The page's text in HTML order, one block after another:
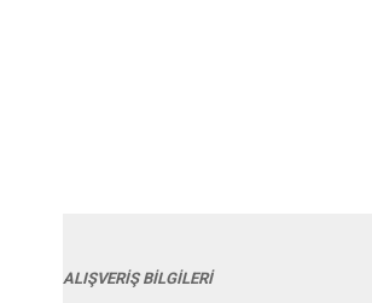
ALIŞVERİŞ BİLGİLERİ